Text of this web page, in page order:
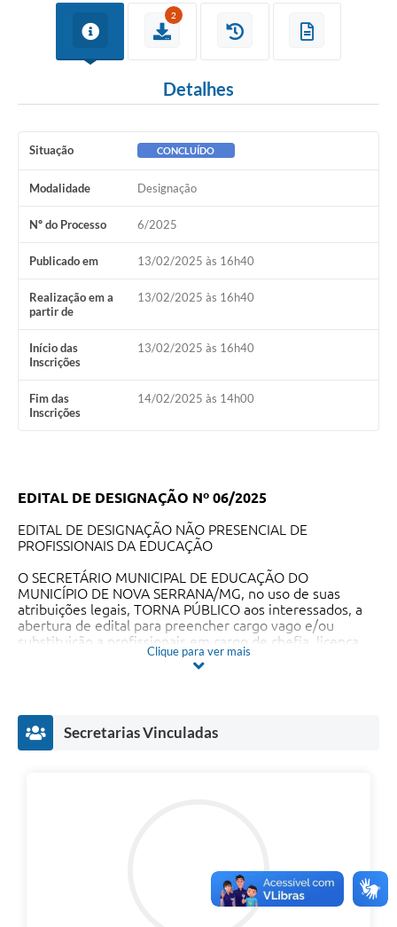
2
Detalhes
Situação CONCLUÍDO
Modalidade Designação
Nº do Processo 6/2025
Publicado em 13/02/2025 às 16h40
Realização em a
partir de
13/02/2025 às 16h40
Início das
Inscrições
13/02/2025 às 16h40
Fim das
Inscrições
14/02/2025 às 14h00
EDITAL DE DESIGNAÇÃO Nº 06/2025
EDITAL DE DESIGNAÇÃO NÃO PRESENCIAL DE
PROFISSIONAIS DA EDUCAÇÃO
O SECRETÁRIO MUNICIPAL DE EDUCAÇÃO DO
MUNICÍPIO DE NOVA SERRANA/MG, no uso de suas
atribuições legais, TORNA PÚBLICO aos interessados, a
abertura de edital para preencher cargo vago e/ou
substituição a profissionais em cargo de chefia, licença
maternidade, férias prêmio, licença saúde, que
preencham os requisitos da legislação vigente, conforme
RESOLUÇÃO SMEC Nº 03/2022.
Clique para ver mais
Secretarias Vinculadas